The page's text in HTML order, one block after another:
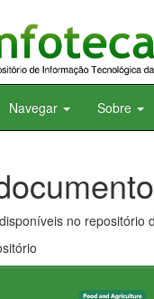
Navegar Sobre
no repositório